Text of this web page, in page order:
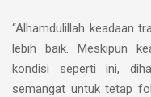
“Alhamdulillah keadaan
lebih baik. Meskipun
kondisi seperti ini,
semangat untuk tetap